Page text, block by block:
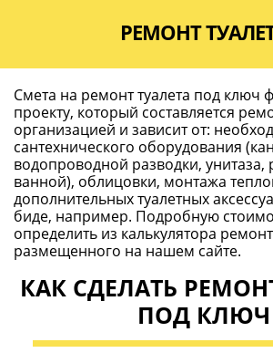
РЕМОНТ
Смета на ремонт туалета под ключ
проекту, который составляется
организацией и зависит от:
сантехнического оборудования
водопроводной разводки, унитаза,
ванной), облицовки, монтажа
дополнительных туалетных
биде, например. Подробную
определить из калькулятора
размещенного на нашем сайте.
КАК СДЕЛАТЬ
ПОД КЛЮЧ